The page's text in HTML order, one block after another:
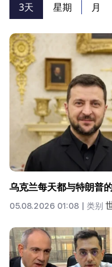
3天 星期 月
乌克兰每天都与特朗普
05.08.2026 01:08 | 类别